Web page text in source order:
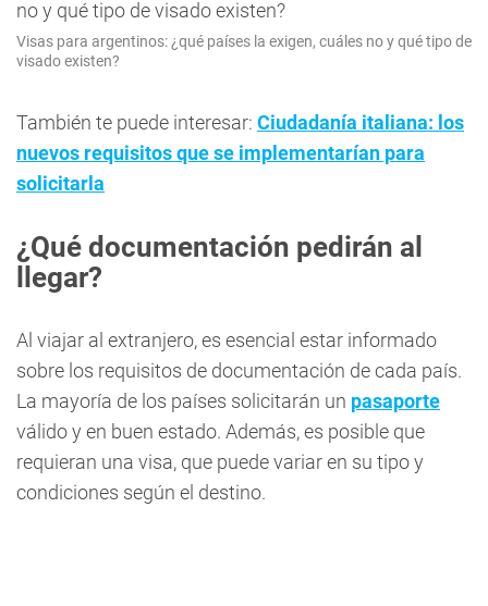
Visas para argentinos: ¿qué países la exigen, cuáles no y qué tipo de
visado existen?
También te puede interesar: Ciudadanía italiana: los
nuevos requisitos que se implementarían para
solicitarla
¿Qué documentación pedirán al
llegar?
Al viajar al extranjero, es esencial estar informado
sobre los requisitos de documentación de cada país.
La mayoría de los países solicitarán un pasaporte
válido y en buen estado. Además, es posible que
requieran una visa, que puede variar en su tipo y
condiciones según el destino.